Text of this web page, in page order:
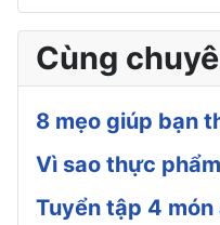
Cùng
8 mẹo giúp bạn
Vì sao thực
Tuyển tập 4 món